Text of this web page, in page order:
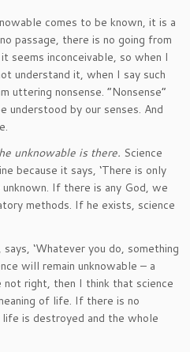
comes to be known, it is a
passage, there is no going from
seems inconceivable, so when I
understand it, when I say such
uttering nonsense. “Nonsense”
understood by our senses. And
unknowable is there. Science
because it says, ‘There is only
If there is any God, we
methods. If he exists, science
‘Whatever you do, something
will remain unknowable – a
not right, then I think that science
of life. If there is no
is destroyed and the whole